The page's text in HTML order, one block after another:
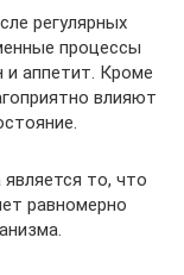
регулярных
процессы
и аппетит. Кроме
влияют
то, что
равномерно